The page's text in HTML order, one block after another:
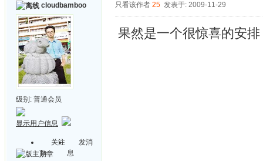
cloudbamboo
级别: 普通会员
显示用户信息
关注
Ta
发消
息
只看该作者 25 发表于: 2009-11-29
果然是一个很惊喜的安